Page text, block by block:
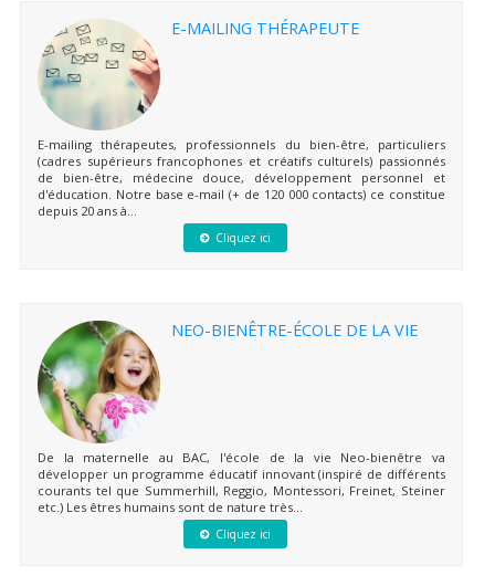
E-MAILING THÉRAPEUTE
E-mailing thérapeutes, professionnels du bien-être, particuliers
(cadres supérieurs francophones et créatifs culturels) passionnés
de bien-être, médecine douce, développement personnel et
d'éducation. Notre base e-mail (+ de 120 000 contacts) ce constitue
depuis 20 ans à...
Cliquez ici
NEO-BIENÊTRE-ÉCOLE DE LA VIE
De la maternelle au BAC, l'école de la vie Neo-bienêtre va
développer un programme éducatif innovant (inspiré de différents
courants tel que Summerhill, Reggio, Montessori, Freinet, Steiner
etc.) Les êtres humains sont de nature très...
Cliquez ici